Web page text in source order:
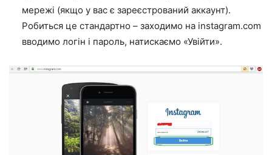
мережі (якщо у вас є зареєстрований аккаунт).
Робиться це стандартно – заходимо на instagram.com
вводимо логін і пароль, натискаємо «Увійти».